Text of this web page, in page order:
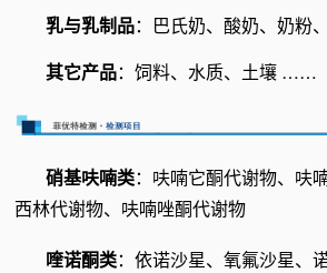
乳与乳制品：巴氏奶、酸奶、奶
其它产品：饲料、水质、土壤 ……
硝基呋喃类：呋喃它酮代谢物、呋
西林代谢物、呋喃唑酮代谢物
喹诺酮类：依诺沙星、氧氟沙星、